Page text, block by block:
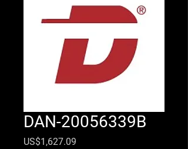
DAN-20056339B
US$1,627.09